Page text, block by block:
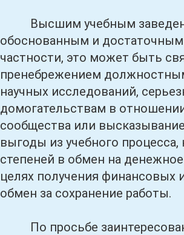
Высшим учебным
обоснованным и
частности, это может быть
пренебрежением
научных исследований,
домогательствам в
сообщества или
выгоды из учебного
степеней в обмен на
целях получения финансовых
обмен за сохранение работы.
По просьбе